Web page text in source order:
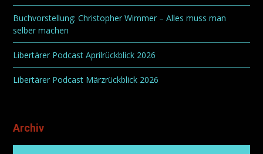
Buchvorstellung: Christopher Wimmer – Alles muss man
selber machen
Libertärer Podcast Aprilrückblick 2026
Libertärer Podcast Märzrückblick 2026
Archiv